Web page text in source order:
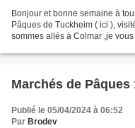
Bonjour et bonne semaine à
Pâques de Tuckheim ( ici ),
sommes allés à Colmar ,je
Marchés de Pâques
Publié le 05/04/2024 à 06:52
Par Brodev